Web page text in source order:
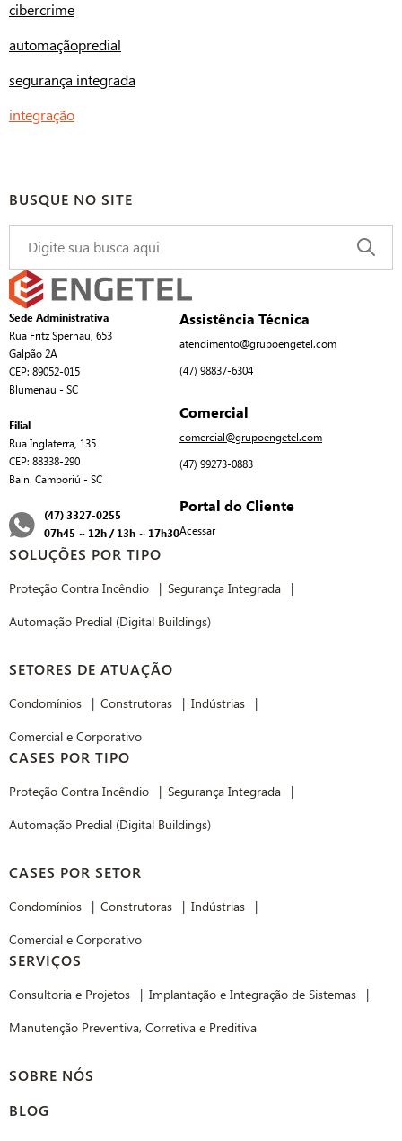
cibercrime
automaçãopredial
segurança integrada
integração
BUSQUE NO SITE
Sede Administrativa
Rua Fritz Spernau, 653
Galpão 2A
CEP: 89052-015
Blumenau - SC
Filial
Rua Inglaterra, 135
CEP: 88338-290
Baln. Camboriú - SC
(47) 3327-0255
07h45 ~ 12h / 13h ~ 17h30
Assistência Técnica
atendimento@grupoengetel.com
(47) 98837-6304
Comercial
comercial@grupoengetel.com
(47) 99273-0883
Portal do Cliente
Acessar
SOLUÇÕES POR TIPO
Proteção Contra Incêndio Segurança Integrada
Automação Predial (Digital Buildings)
SETORES DE ATUAÇÃO
Condomínios Construtoras Indústrias
Comercial e Corporativo
CASES POR TIPO
Proteção Contra Incêndio Segurança Integrada
Automação Predial (Digital Buildings)
CASES POR SETOR
Condomínios Construtoras Indústrias
Comercial e Corporativo
SERVIÇOS
Consultoria e Projetos Implantação e Integração de Sistemas
Manutenção Preventiva, Corretiva e Preditiva
SOBRE NÓS
BLOG